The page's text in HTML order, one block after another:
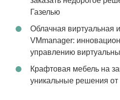
Газелью
Облачная виртуальная
VMmanager:
управлению
Крафтовая мебель на
уникальные решения от